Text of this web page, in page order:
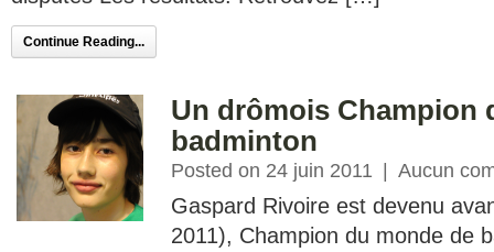
Continue Reading...
Un drômois Champion
badminton
Posted on 24 juin 2011 Aucun
Gaspard Rivoire est devenu
2011), Champion du monde de